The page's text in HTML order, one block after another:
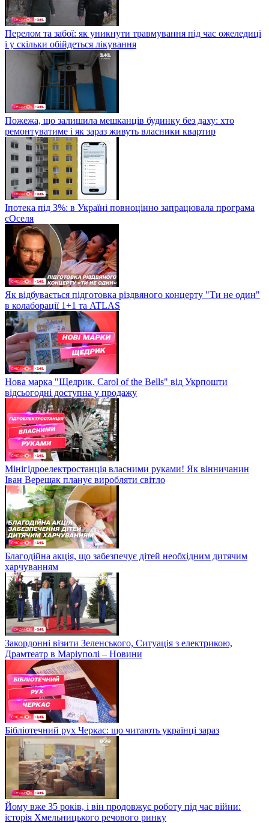
Перелом та забої: як уникнути травмування під час ожеледиці
і у скільки обійдеться лікування
Пожежа, що залишила мешканців будинку без даху: хто
ремонтуватиме і як зараз живуть власники квартир
Іпотека під 3%: в Україні повноцінно запрацювала програма
єОселя
Як відбувається підготовка різдвяного концерту "Ти не один"
в колаборації 1+1 та ATLAS
Нова марка "Щедрик. Carol of the Bells" від Укрпошти
відсьогодні доступна у продажу
Мінігідроелектростанція власними руками! Як вінничанин
Іван Верещак планує виробляти світло
Благодійна акція, що забезпечує дітей необхідним дитячим
харчуванням
Закордонні візити Зеленського, Ситуація з електрикою,
Драмтеатр в Маріуполі – Новини
Бібліотечний рух Черкас: що читають українці зараз
Йому вже 35 років, і він продовжує роботу під час війни:
історія Хмельницького речового ринку